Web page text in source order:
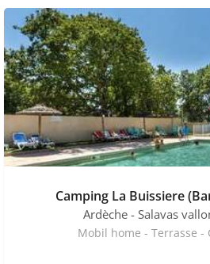
Camping La Buissiere
Ardèche - Salavas
Mobil home - Terrasse -